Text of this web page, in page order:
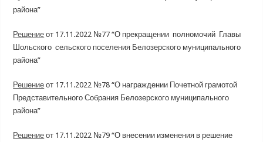
района”
Решение от 17.11.2022 №77 “О прекращении полномочий Главы
Шольского сельского поселения Белозерского муниципального
района”
Решение от 17.11.2022 №78 “О награждении Почетной грамотой
Представительного Собрания Белозерского муниципального
района”
Решение от 17.11.2022 №79 “О внесении изменения в решение